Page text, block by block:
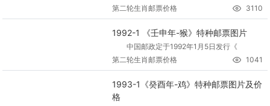
第二轮生肖邮票价格
3110
1992-1 《壬申年-猴》特种邮票图片
中国邮政定于1992年1月5日发行《
第二轮生肖邮票价格
1041
1993-1《癸酉年-鸡》特种邮票图片及价
格